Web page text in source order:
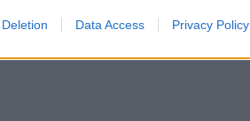
Data Access Privacy Policy